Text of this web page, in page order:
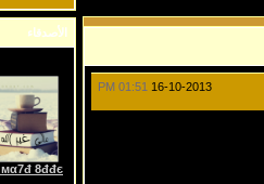
16-10-2013
01:51 PM
الأصدقاء
мα7đ 8đđє ✿